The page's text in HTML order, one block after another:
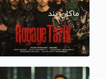
ماکان بند